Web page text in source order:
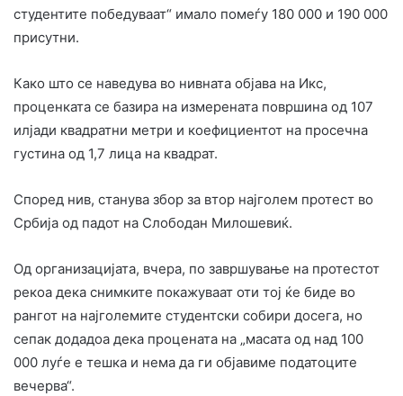
студентите победуваат“ имало помеѓу 180 000 и 190 000
присутни.
Како што се наведува во нивната објава на Икс,
проценката се базира на измерената површина од 107
илјади квадратни метри и коефициентот на просечна
густина од 1,7 лица на квадрат.
Според нив, станува збор за втор најголем протест во
Србија од падот на Слободан Милошевиќ.
Од организацијата, вчера, по завршување на протестот
рекоа дека снимките покажуваат оти тој ќе биде во
рангот на најголемите студентски собири досега, но
сепак додадоа дека процената на „масата од над 100
000 луѓе е тешка и нема да ги објавиме податоците
вечерва“.